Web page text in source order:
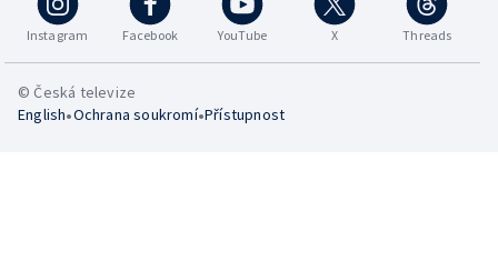
Instagram Facebook YouTube X Threads
© Česká televize
English•Ochrana soukromí•Přístupnost